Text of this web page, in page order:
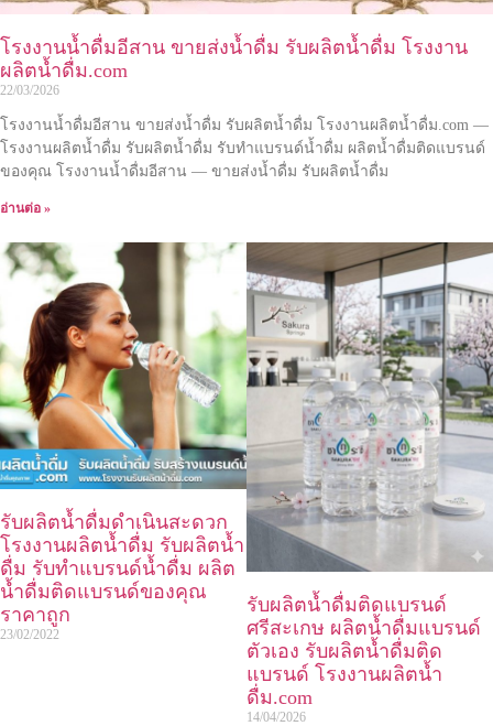
โรงงานน้ำดื่มอีสาน ขายส่งน้ำดื่ม รับผลิตน้ำดื่ม โรงงาน
ผลิตน้ำดื่ม.com
22/03/2026
โรงงานน้ำดื่มอีสาน ขายส่งน้ำดื่ม รับผลิตน้ำดื่ม โรงงานผลิตน้ำดื่ม.com —
โรงงานผลิตน้ำดื่ม รับผลิตน้ำดื่ม รับทำแบรนด์น้ำดื่ม ผลิตน้ำดื่มติดแบรนด์
ของคุณ โรงงานน้ำดื่มอีสาน — ขายส่งน้ำดื่ม รับผลิตน้ำดื่ม
อ่านต่อ »
รับผลิตน้ำดื่มดำเนินสะดวก
โรงงานผลิตน้ำดื่ม รับผลิตน้ำ
ดื่ม รับทำแบรนด์น้ำดื่ม ผลิต
น้ำดื่มติดแบรนด์ของคุณ
ราคาถูก
23/02/2022
รับผลิตน้ำดื่มติดแบรนด์
ศรีสะเกษ ผลิตน้ำดื่มแบรนด์
ตัวเอง รับผลิตน้ำดื่มติด
แบรนด์ โรงงานผลิตน้ำ
ดื่ม.com
14/04/2026